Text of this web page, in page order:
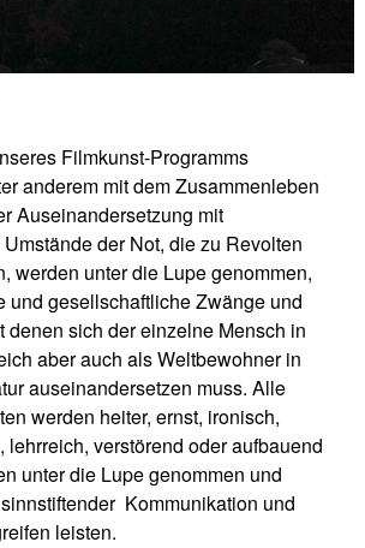
Filmkunst-Programms
anderem mit dem Zusammenleben
Auseinandersetzung mit
der Not, die zu Revolten
werden unter die Lupe genommen,
und gesellschaftliche Zwänge und
denen sich der einzelne Mensch in
aber auch als Weltbewohner in
auseinandersetzen muss. Alle
werden heiter, ernst, ironisch,
lehrreich, verstörend oder aufbauend
unter die Lupe genommen und
Kommunikation und
leisten.